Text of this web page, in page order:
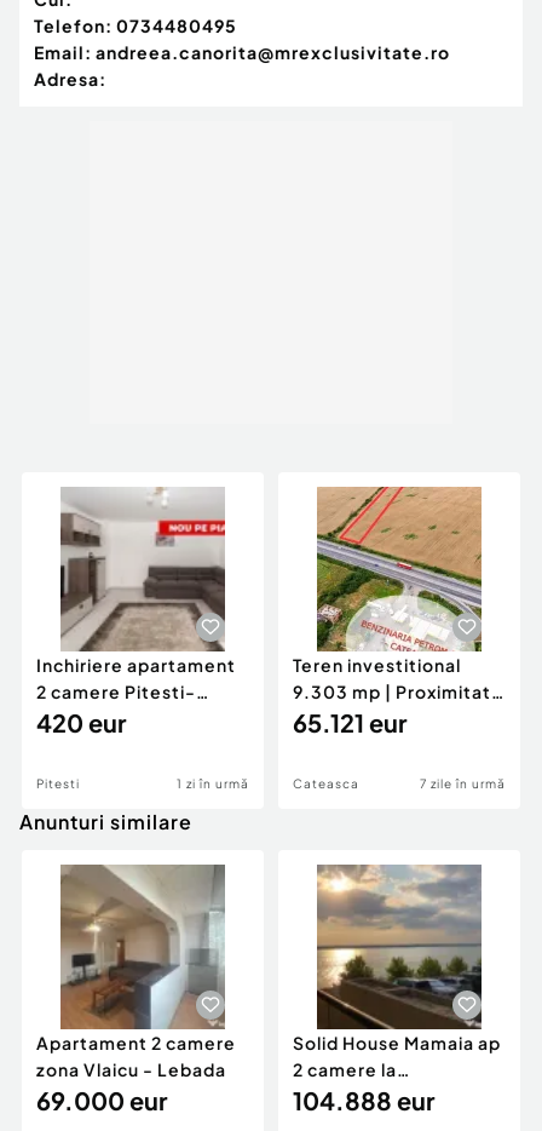
Telefon: 0734480495
Email: andreea.canorita@mrexclusivitate.ro
Adresa:
Inchiriere apartament
2 camere Pitesti-
Stadion-Banat!
420 eur
Pitesti 1 zi în urmă
Teren investitional
9.303 mp | Proximitate
Autostrada A1 ...
65.121 eur
Cateasca 7 zile în urmă
Anunturi similare
Apartament 2 camere
zona Vlaicu - Lebada
69.000 eur
Solid House Mamaia ap
2 camere la
cheie,langa Mega
104.888 eur